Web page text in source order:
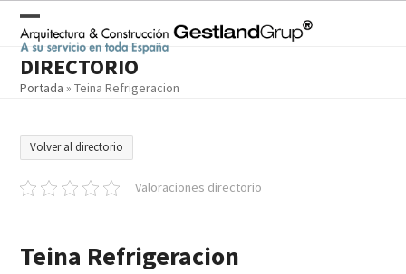
contentOpen
mobile
menu
Close
mobile
menu
DIRECTORIO
Portada »Teina Refrigeracion
Volver al directorio
Valoraciones directorio
Teina Refrigeracion